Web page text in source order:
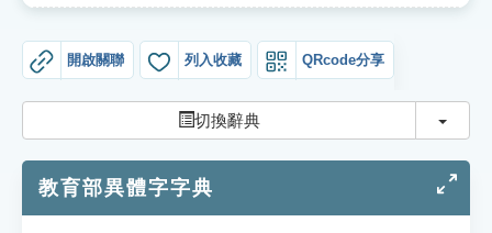
貓頭鷹博士
開啟關聯 列入收藏 QRcode分享
切換辭典 切換
教育部異體字字典